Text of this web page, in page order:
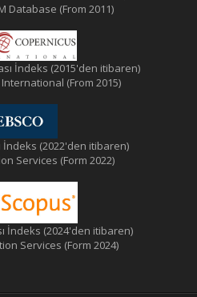
Database (From 2011)
İndeks (2015'den itibaren)
(From 2015)
İndeks (2022'den itibaren)
Services (Form 2022)
İndeks (2024'den itibaren)
Services (Form 2024)